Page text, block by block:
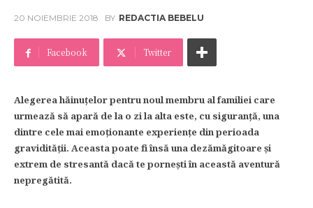
20 NOIEMBRIE 2018 BY REDACTIA BEBELU
Facebook Twitter
Alegerea hăinuțelor pentru noul membru al familiei care
urmează să apară de la o zi la alta este, cu siguranță, una
dintre cele mai emoționante experiențe din perioada
gravidității. Aceasta poate fi însă una dezămăgitoare și
extrem de stresantă dacă te pornești în această aventură
nepregătită.